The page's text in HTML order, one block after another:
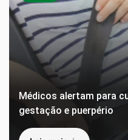
Médicos alertam para
gestação e puerpério